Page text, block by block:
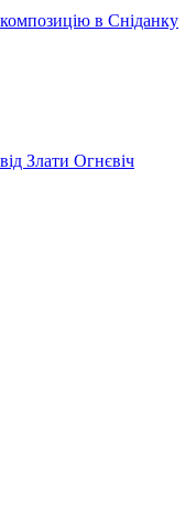
в Сніданку
Злати Огнєвіч